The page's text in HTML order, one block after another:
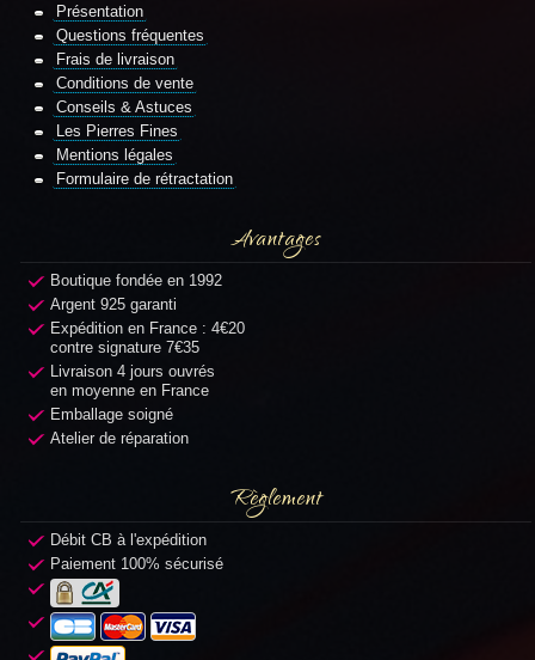
Présentation
Questions fréquentes
Frais de livraison
Conditions de vente
Conseils & Astuces
Les Pierres Fines
Mentions légales
Formulaire de rétractation
Avantages
Boutique fondée en 1992
Argent 925 garanti
Expédition en France : 4€20
contre signature 7€35
Livraison 4 jours ouvrés
en moyenne en France
Emballage soigné
Atelier de réparation
Règlement
Débit CB à l'expédition
Paiement 100% sécurisé